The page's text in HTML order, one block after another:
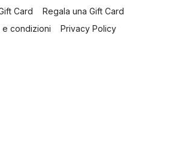
Card
Regala una Gift Card
e condizioni
Privacy Policy